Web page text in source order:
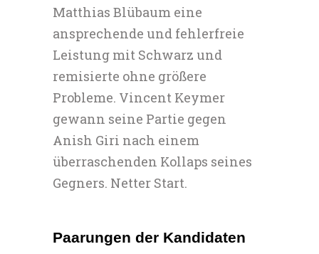
Matthias Blübaum eine
ansprechende und fehlerfreie
Leistung mit Schwarz und
remisierte ohne größere
Probleme. Vincent Keymer
gewann seine Partie gegen
Anish Giri nach einem
überraschenden Kollaps seines
Gegners. Netter Start.
Paarungen der Kandidaten